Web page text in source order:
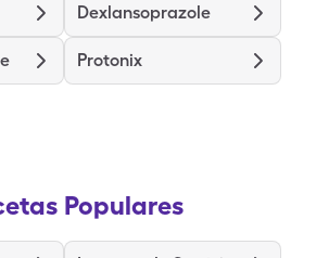
Dexlansoprazole
Protonix
Populares